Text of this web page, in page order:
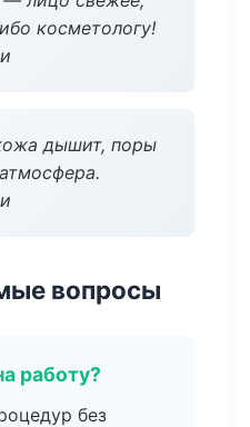
косметологу!
дышит, поры
вопросы
работу?
без